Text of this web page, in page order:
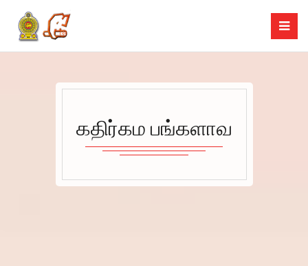
கதிர்கம பங்களாவ